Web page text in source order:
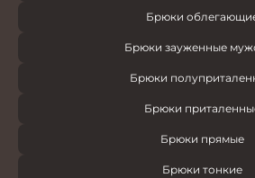
Брюки
Брюки зауженные
Брюки
Брюки
Брюки прямые
Брюки тонкие